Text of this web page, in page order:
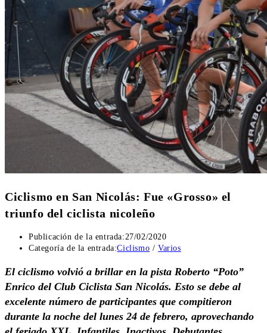
Ciclismo en San Nicolás: Fue «Grosso» el
triunfo del ciclista nicoleño
Publicación de la entrada:27/02/2020
Categoría de la entrada:Ciclismo / Varios
El ciclismo volvió a brillar en la pista Roberto “Poto”
Enrico del Club Ciclista San Nicolás. Esto se debe al
excelente número de participantes que compitieron
durante la noche del lunes 24 de febrero, aprovechando